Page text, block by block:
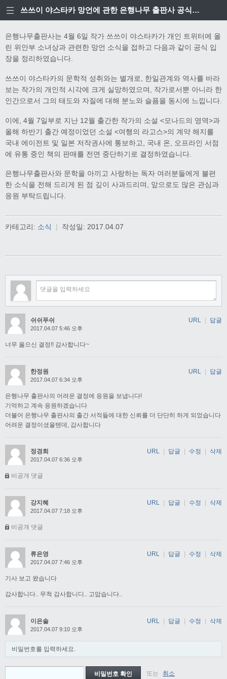
쓰쓰이 야스타카 망언에 관한 은행나무 출판사 공식입장
은행나무출판사는 4월 6일 작가 쓰쓰이 야스타카가 개인 트위터에 올
린 위안부 소녀상과 관련한 망언 소식을 접하고 다음과 같이 공식 입
장을 정리하였습니다.
쓰쓰이 야스타카의 문학적 성취와는 별개로, 한일관계와 역사를 바라
보는 작가의 개인적 시각에 크게 실망하였으며, 작가로서뿐 아니라 한
인간으로서 그의 태도와 자질에 대해 분노와 슬픔을 동시에 느낍니다.
이에, 4월 7일부로 지난 12월 출간한 작가의 소설 <모나드의 영역>과
올해 하반기 출간 예정이었던 소설 <여행의 라고스>의 계약 해지를
국내 에이전트 및 일본 저작권사에 통보하고, 국내 온, 오프라인 서점
에 유통 중인 책의 판매를 전면 중단하기로 결정하였습니다.
은행나무출판사와 문학을 아끼고 사랑하는 독자 여러분들에게 불편
한 소식을 전해 드리게 된 점 깊이 사과드리며, 앞으로도 많은 관심과
응원 부탁드립니다.
카테고리: 소식 | 작성일: 2017.04.07
쉬쉬푸쉬
2017.04.07 5:46 오후
너무 옳으신 결정!! 감사합니다~
URL | 답글
한정원
2017.04.07 6:34 오후
은행나무 출판사의 어려운 결정에 응원을 보냅니다!
기억하고 계속 응원하겠습니다
더불어 은행나무 출판사의 출간 서적들에 대한 신뢰를 더 단단히 하게 되었습니다
어려운 결정이셨을텐데, 감사합니다
URL | 답글
정경희
2017.04.07 6:36 오후
비공개 댓글
URL 답글 수정 삭제
강지혜
2017.04.07 7:18 오후
비공개 댓글
URL 답글 수정 삭제
류은영
2017.04.07 7:46 오후
기사 보고 왔습니다
감사합니다.. 무척 감사합니디.. 고맙습니다..
URL 답글 수정 삭제
이은솔
2017.04.07 9:10 오후
비밀번호를 입력하세요.
또는 취소
URL | 답글 | 수정 | 삭제